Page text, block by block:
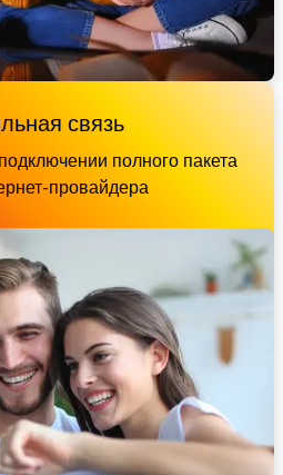
связь
полного пакета
провайдера